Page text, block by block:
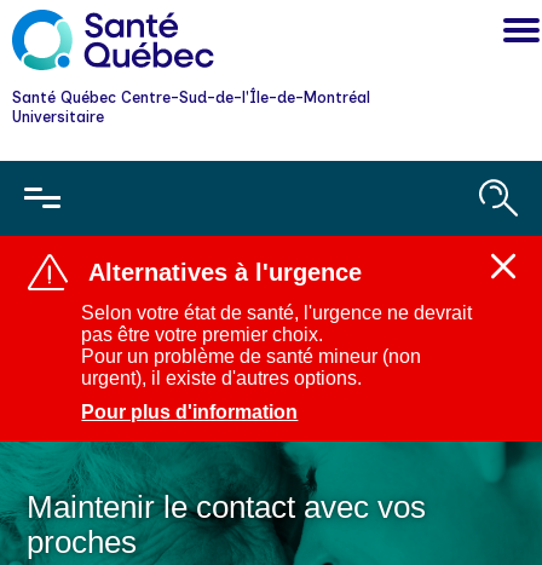
Santé Québec Centre-Sud-de-l'Île-de-Montréal
Universitaire
Alternatives à l'urgence
Selon votre état de santé, l'urgence ne devrait
pas être votre premier choix.
Pour un problème de santé mineur (non
urgent), il existe d'autres options.
Pour plus d'information
Maintenir le contact avec vos
proches